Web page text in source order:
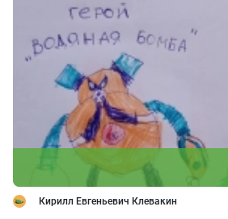
Кирилл Евгеньевич Клевакин